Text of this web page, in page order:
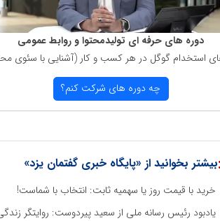
دوره های حرفه ای تولیدمحتوا و روابط عمومی
استخدام گوگل در هر كسب و كار (آشنایی با سئوی
چه دوره های شركت كنم؟
بیشتر بخوانید از «پایگاه خبری گفتمان یزد»
خرید با قیمت روز یا سهمیه ثابت: انتخاب با شماست!
یادبود رئیس رسانه ملی از سعید پیردوست: روایتگر